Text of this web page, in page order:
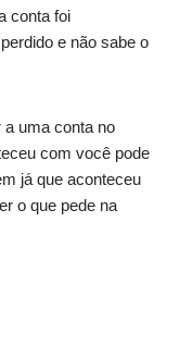
conta foi
e não sabe o
uma conta no
com você pode
já que aconteceu
o que pede na